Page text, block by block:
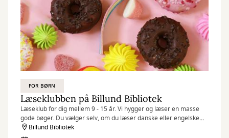
FOR BØRN
Læseklubben på Billund Bibliotek
Læseklub for dig mellem 9 - 15 år. Vi hygger og læser en masse
gode bøger. Du vælger selv, om du læser danske eller engelske
bøger. Der er ingen tilmelding, du møder bare op.
Billund Bibliotek